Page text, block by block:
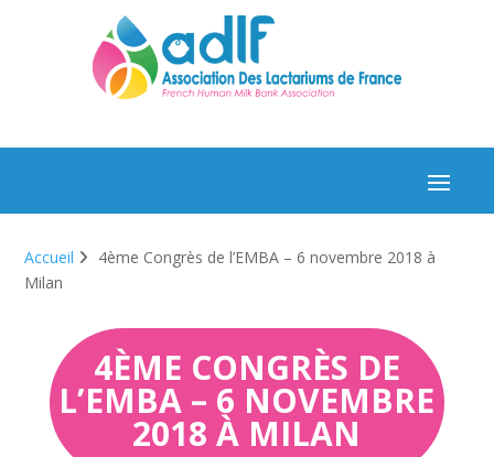
Accueil
4ème Congrès de l’EMBA – 6 novembre 2018 à
Milan
4ÈME CONGRÈS DE
L’EMBA – 6 NOVEMBRE
2018 À MILAN